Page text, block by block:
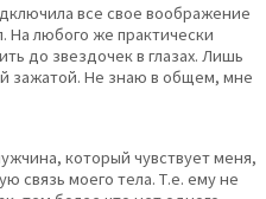
все свое воображение
На любого же практически
до звездочек в глазах. Лишь
зажатой. Не знаю в общем, мне
который чувствует меня,
связь моего тела. Т.е. ему не